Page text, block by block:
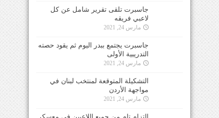
جاسبرت تلقى تقرير شامل عن كل
لاعبي فريقه
مارس 24, 2021
جاسبرت يجتمع ببدر اليوم ثم يقود حصته
التدريبية الأولى
مارس 24, 2021
التشكيلة المتوقعة لمنتخب لبنان في
مواجهة الأردن
مارس 24, 2021